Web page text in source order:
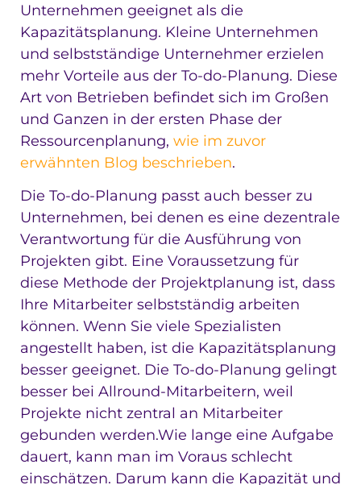
Unternehmen geeignet als die
Kapazitätsplanung. Kleine Unternehmen
und selbstständige Unternehmer erzielen
mehr Vorteile aus der To-do-Planung. Diese
Art von Betrieben befindet sich im Großen
und Ganzen in der ersten Phase der
Ressourcenplanung, wie im zuvor
erwähnten Blog beschrieben.
Die To-do-Planung passt auch besser zu
Unternehmen, bei denen es eine dezentrale
Verantwortung für die Ausführung von
Projekten gibt. Eine Voraussetzung für
diese Methode der Projektplanung ist, dass
Ihre Mitarbeiter selbstständig arbeiten
können. Wenn Sie viele Spezialisten
angestellt haben, ist die Kapazitätsplanung
besser geeignet. Die To-do-Planung gelingt
besser bei Allround-Mitarbeitern, weil
Projekte nicht zentral an Mitarbeiter
gebunden werden.Wie lange eine Aufgabe
dauert, kann man im Voraus schlecht
einschätzen. Darum kann die Kapazität und